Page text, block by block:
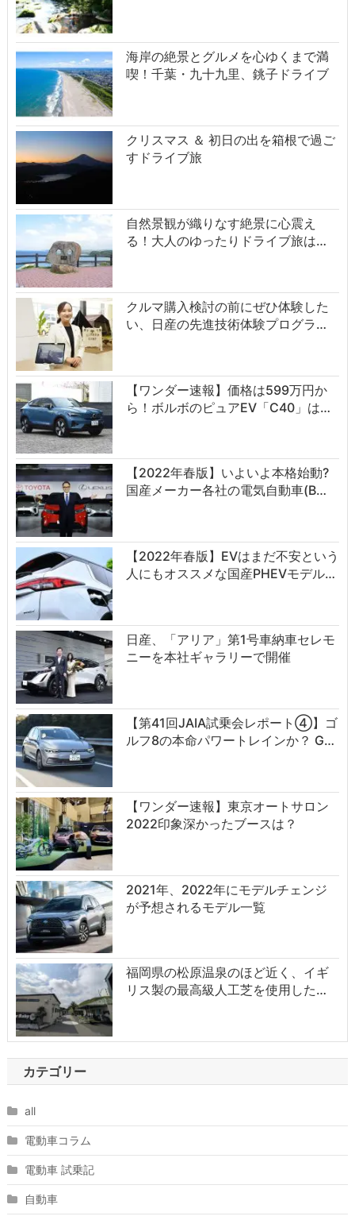
海岸の絶景とグルメを心ゆくまで満
喫！千葉・九十九里、銚子ドライブ
クリスマス ＆ 初日の出を箱根で過ご
すドライブ旅
自然景観が織りなす絶景に心震え
る！大人のゆったりドライブ旅は…
クルマ購入検討の前にぜひ体験した
い、日産の先進技術体験プログラ…
【ワンダー速報】価格は599万円か
ら！ボルボのピュアEV「C40」は…
【2022年春版】いよいよ本格始動?
国産メーカー各社の電気自動車(B…
【2022年春版】EVはまだ不安という
人にもオススメな国産PHEVモデル…
日産、「アリア」第1号車納車セレモ
ニーを本社ギャラリーで開催
【第41回JAIA試乗会レポート④】ゴ
ルフ8の本命パワートレインか？ G…
【ワンダー速報】東京オートサロン
2022印象深かったブースは？
2021年、2022年にモデルチェンジ
が予想されるモデル一覧
福岡県の松原温泉のほど近く、イギ
リス製の最高級人工芝を使用した…
カテゴリー
all
電動車コラム
電動車 試乗記
自動車